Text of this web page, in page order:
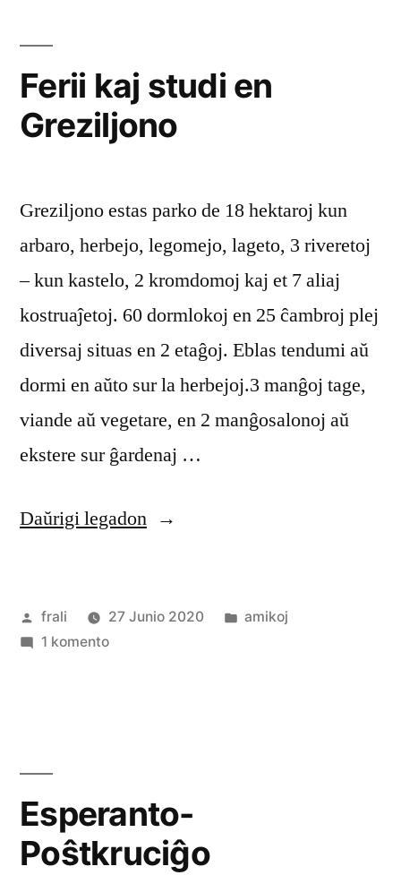
Ferii kaj studi en
Greziljono
Greziljono estas parko de 18 hektaroj kun
arbaro, herbejo, legomejo, lageto, 3 riveretoj
– kun kastelo, 2 kromdomoj kaj et 7 aliaj
kostruaĵetoj. 60 dormlokoj en 25 ĉambroj plej
diversaj situas en 2 etaĝoj. Eblas tendumi aŭ
dormi en aŭto sur la herbejoj.3 manĝoj tage,
viande aŭ vegetare, en 2 manĝosalonoj aŭ
ekstere sur ĝardenaj …
Daŭrigi legadon“Ferii
en
Afiŝita
de
frali 27 Junio 2020
Afiŝita
amikoj
1 komentopri
Esperanto-
Poŝtkruciĝo